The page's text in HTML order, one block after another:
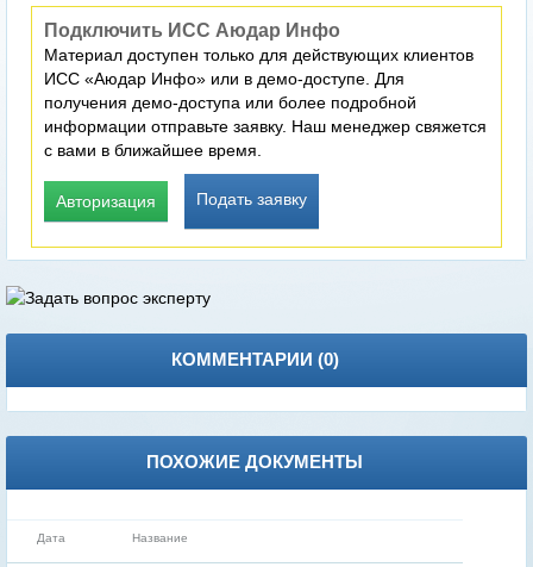
Подключить ИСС Аюдар Инфо
Материал доступен только для действующих клиентов
ИСС «Аюдар Инфо» или в демо-доступе. Для
получения демо-доступа или более подробной
информации отправьте заявку. Наш менеджер свяжется
с вами в ближайшее время.
Авторизация Подать заявку
КОММЕНТАРИИ (0)
ПОХОЖИЕ ДОКУМЕНТЫ
Дата Название